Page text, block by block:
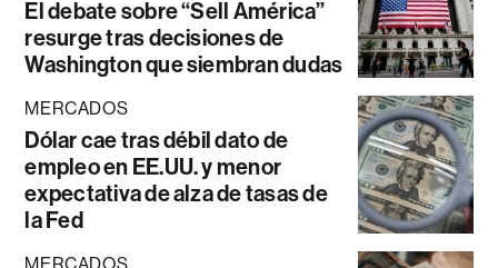
El debate sobre “Sell América”
resurge tras decisiones de
Washington que siembran dudas
MERCADOS
Dólar cae tras débil dato de
empleo en EE.UU. y menor
expectativa de alza de tasas de
la Fed